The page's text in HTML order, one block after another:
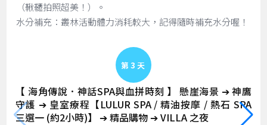
（鞦韆拍照超美！）。
水分補充：叢林活動體力消耗較大，記得隨時補充水分喔！
Day 3
【 海角傳說．神話SPA與血拼時刻 】 懸崖海景 ➔ 神鷹
守護 ➔ 皇室療程【LULUR SPA / 精油按摩 / 熱石 SPA
三選一 (約2小時)】 ➔ 精品購物 ➔ VILLA 之夜